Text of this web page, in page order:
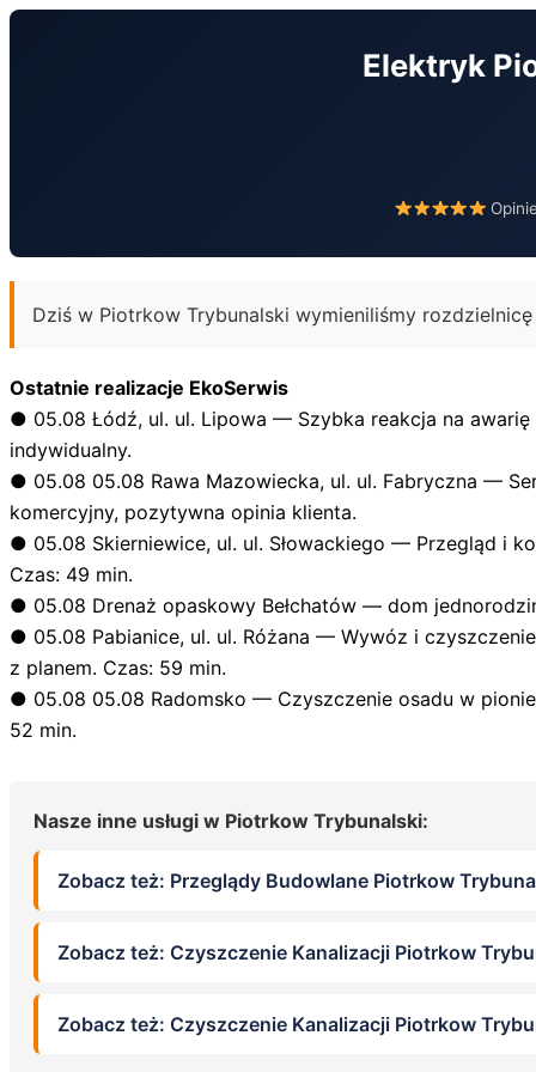
Przejdź
Elektryk
Dziś w Piotrkow Trybunalski wymieniliśmy
Ostatnie realizacje EkoSerwis
● 05.08 Łódź, ul. ul. Lipowa — Szybka reakcja na awarię
indywidualny.
● 05.08 05.08 Rawa Mazowiecka, ul. ul. Fabryczna —
komercyjny, pozytywna opinia klienta.
● 05.08 Skierniewice, ul. ul. Słowackiego — Przegląd i
Czas: 49 min.
● 05.08 Drenaż opaskowy Bełchatów — dom
● 05.08 Pabianice, ul. ul. Różana — Wywóz i
z planem. Czas: 59 min.
● 05.08 05.08 Radomsko — Czyszczenie osadu w
52 min.
Nasze inne usługi w Piotrkow Trybunalski:
Zobacz też: Przeglądy Budowlane Piotrkow
Zobacz też: Czyszczenie Kanalizacji Piotrkow
Zobacz też: Czyszczenie Kanalizacji Piotrkow